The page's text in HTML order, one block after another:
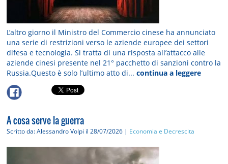
L’altro giorno il Ministro del Commercio cinese ha annunciato
una serie di restrizioni verso le aziende europee dei settori
difesa e tecnologia. Si tratta di una risposta all’attacco alle
aziende cinesi presente nel 21° pacchetto di sanzioni contro la
Russia.Questo è solo l’ultimo atto di...continua a leggere
A cosa serve la guerra
Scritto da: Alessandro Volpi il 28/07/2026 | Economia e Decrescita